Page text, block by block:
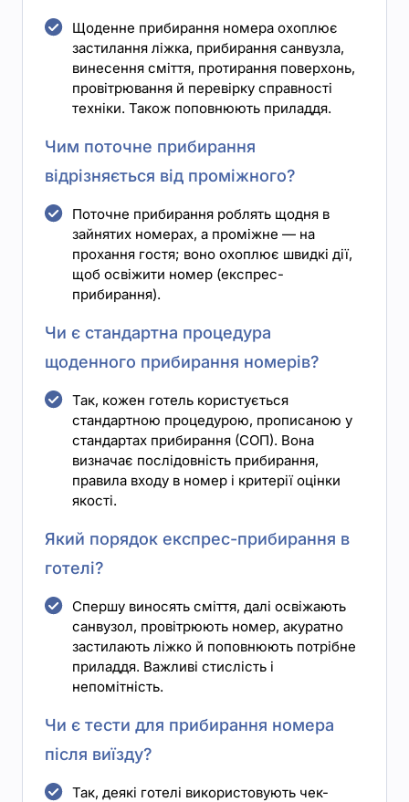
Щоденне прибирання номера охоплює
застилання ліжка, прибирання санвузла,
винесення сміття, протирання поверхонь,
провітрювання й перевірку справності
техніки. Також поповнюють приладдя.
Чим поточне прибирання
відрізняється від проміжного?
Поточне прибирання роблять щодня в
зайнятих номерах, а проміжне — на
прохання гостя; воно охоплює швидкі дії,
щоб освіжити номер (експрес-
прибирання).
Чи є стандартна процедура
щоденного прибирання номерів?
Так, кожен готель користується
стандартною процедурою, прописаною у
стандартах прибирання (СОП). Вона
визначає послідовність прибирання,
правила входу в номер і критерії оцінки
якості.
Який порядок експрес-прибирання в
готелі?
Спершу виносять сміття, далі освіжають
санвузол, провітрюють номер, акуратно
застилають ліжко й поповнюють потрібне
приладдя. Важливі стислість і
непомітність.
Чи є тести для прибирання номера
після виїзду?
Так, деякі готелі використовують чек-